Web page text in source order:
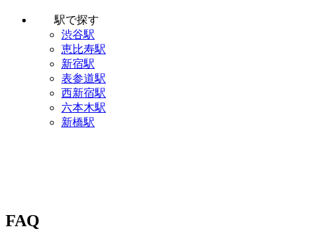
駅で探す
渋谷駅
恵比寿駅
新宿駅
表参道駅
西新宿駅
六本木駅
新橋駅
FAQ